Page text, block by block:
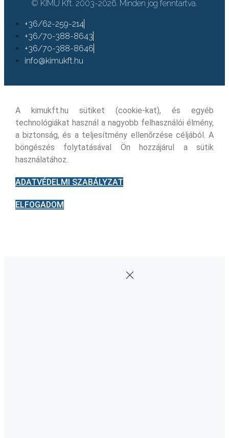
© KIMÜ Kft. 2003-2026. Minden jog fenntartva.
+36/62-259-214
+36/70-388-8643
+36/70-388-8646
info@kimukft.hu
A kimukft.hu sütiket (cookie-kat), és egyéb
technológiákat használ a nagyobb felhasználói élmény,
a biztonság, és a teljesítmény ellenőrzése céljából. A
böngészés folytatásával Ön hozzájárul a sütik
használatához.
ADATVÉDELMI SZABÁLYZAT
ELFOGADOM